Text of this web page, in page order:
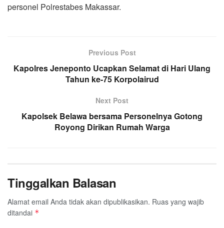
personel Polrestabes Makassar.
Previous Post
Kapolres Jeneponto Ucapkan Selamat di Hari Ulang
Tahun ke-75 Korpolairud
Next Post
Kapolsek Belawa bersama Personelnya Gotong
Royong Dirikan Rumah Warga
Tinggalkan Balasan
Alamat email Anda tidak akan dipublikasikan. Ruas yang wajib
ditandai *